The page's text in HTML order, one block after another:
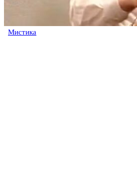
Мистика